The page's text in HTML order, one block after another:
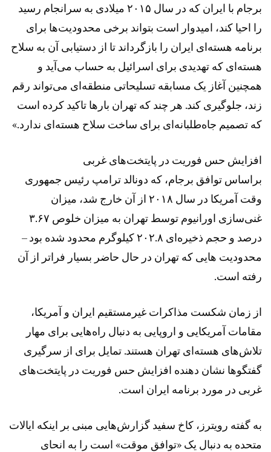
برجام با ایران که در سال ۲۰۱۵ میلادی به سرانجام رسید
را احیا کند، امیدوار است بتواند برخی محدودیت‌ها برای
برنامه هسته‌ای ایران را بازگرداند تا از دستیابی آن به سلاح
هسته‌ای که تهدیدی برای اسرائیل به حساب می‌آید و
همچنین آغاز یک مسابقه تسلیحاتی منطقه‌ای می‌تواند رقم
زند، جلوگیری کند. هر چند که تهران بارها تاکید کرده است
که تصمیم جاه‌طلبانه‌ای برای ساخت سلاح هسته‌ای ندارد.»
افزایش حس فوریت در پایتخت‌های غربی
براساس توافق برجام، که دونالد ترامپ رئیس جمهوری
وقت آمریکا در سال ۲۰۱۸ از آن خارج شد، میزان
غنی‌سازی اورانیوم توسط تهران به میزان خلوص ۳.۶۷
درصد و حجم ذخیره‌ای ۲۰۲.۸ کیلوگرم محدود شده بود –
محدودیت هایی که تهران در حال حاضر بسیار فراتر از آن
رفته است.
از زمان شکست مذاکرات غیرمستقیم ایران و آمریکا،
مقامات آمریکایی و اروپایی به دنبال راه‌هایی برای مهار
تلاش‌های هسته‌ای تهران هستند. تمایل برای از سرگیری
گفتگوها نشان دهنده افزایش حس فوریت در پایتخت‌های
غربی در مورد برنامه ایران است.
به گفته رویترز، کاخ سفید گزارش‌هایی مبنی بر اینکه ایالات
متحده به دنبال یک «توافق موقت» است را به انحای